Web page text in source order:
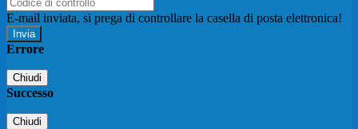
E-mail inviata, si prega di controllare la casella di posta elettronica!
Errore
Chiudi
Successo
Chiudi